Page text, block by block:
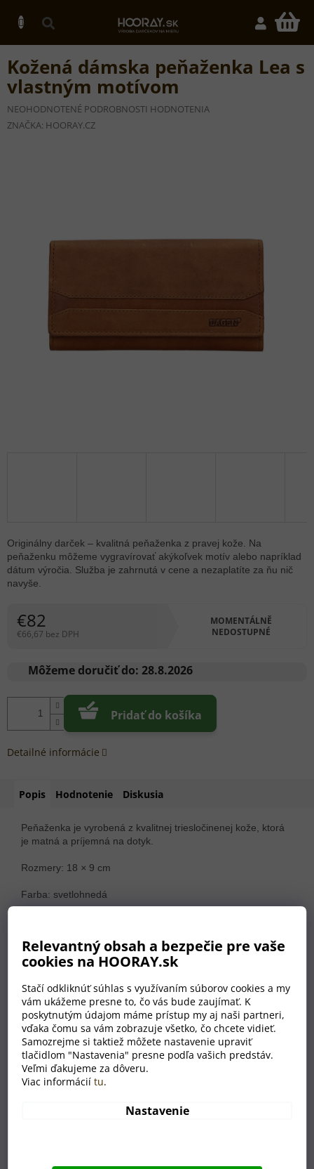
Relevantný obsah a bezpečie pre vaše
cookies na HOORAY.sk
Stačí odkliknúť súhlas s využívaním súborov cookies a my
vám ukážeme presne to, čo vás bude zaujímať. K
poskytnutým údajom máme prístup my aj naši partneri,
vďaka čomu sa vám zobrazuje všetko, čo chcete vidieť.
Samozrejme si taktiež môžete nastavenie upraviť
tlačidlom "Nastavenia" presne podľa vašich predstáv.
Veľmi ďakujeme za dôveru.
Viac informáciítu.
Nastavenie
obsah
Kožená dámska peňaženka Lea s
vlastným motívom
PRIEMERNÉ
HODNOTENIE
PRODUKTU
NEOHODNOTENÉ PODROBNOSTI HODNOTENIA
ZNAČKA: HOORAY.CZ
€82
€66,67 bez DPH
cena:
MOMENTÁLNĚ
NEDOSTUPNÉ
Môžeme doručiť do: 28.8.2026
Pridať do košíka
Originálny darček – kvalitná peňaženka z pravej kože. Na
peňaženku môžeme vygravírovať akýkoľvek motív alebo napríklad
dátum výročia. Služba je zahrnutá v cene a nezaplatíte za ňu nič
navyše.
Detailné informácie
Súvisiaci tovar
Popis Hodnotenie Diskusia
Peňaženka je vyrobená z kvalitnej triesločinenej kože, ktorá
je matná a príjemná na dotyk.
Rozmery: 18 × 9 cm
Farba: svetlohnedá
Na doklady: 5
Na kreditné karty: 6